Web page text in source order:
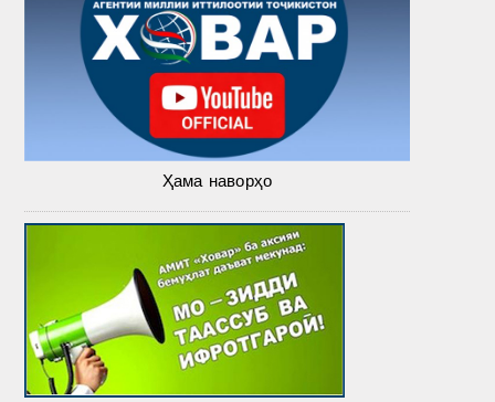
Ҳама наворҳо